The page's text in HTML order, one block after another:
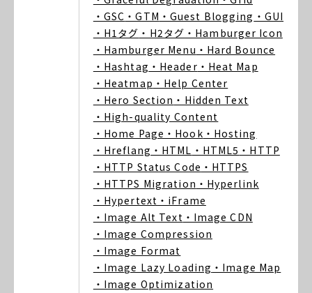
・GSC ・GTM ・Guest Blogging ・GUI
・H1タグ ・H2タグ ・Hamburger Icon
・Hamburger Menu ・Hard Bounce
・Hashtag ・Header ・Heat Map
・Heatmap ・Help Center
・Hero Section ・Hidden Text
・High-quality Content
・Home Page ・Hook ・Hosting
・Hreflang ・HTML ・HTML5 ・HTTP
・HTTP Status Code ・HTTPS
・HTTPS Migration ・Hyperlink
・Hypertext ・iFrame
・Image Alt Text ・Image CDN
・Image Compression
・Image Format
・Image Lazy Loading ・Image Map
・Image Optimization